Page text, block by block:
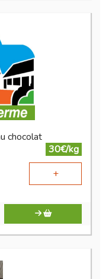
chocolat
30€/kg
+